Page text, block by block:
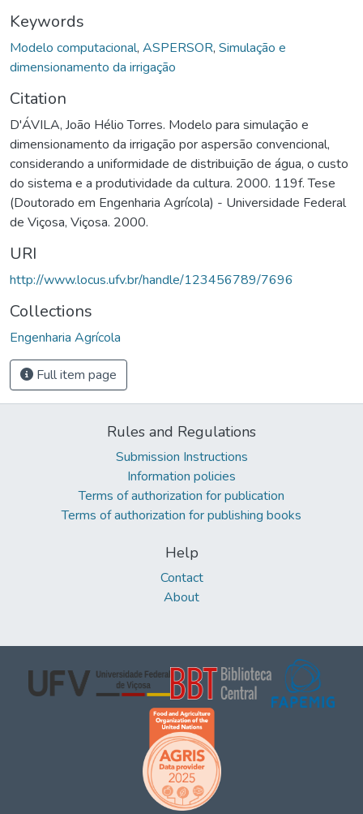
Keywords
Modelo computacional, ASPERSOR, Simulação e
dimensionamento da irrigação
Citation
D'ÁVILA, João Hélio Torres. Modelo para simulação e
dimensionamento da irrigação por aspersão convencional,
considerando a uniformidade de distribuição de água, o custo
do sistema e a produtividade da cultura. 2000. 119f. Tese
(Doutorado em Engenharia Agrícola) - Universidade Federal
de Viçosa, Viçosa. 2000.
URI
http://www.locus.ufv.br/handle/123456789/7696
Collections
Engenharia Agrícola
Full item page
Rules and Regulations
Submission Instructions
Information policies
Terms of authorization for publication
Terms of authorization for publishing books
Help
Contact
About